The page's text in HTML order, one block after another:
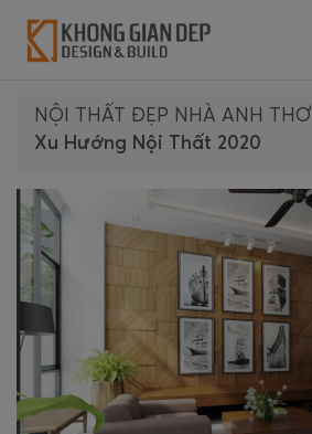
NỘI THẤT ĐẸP NHÀ ANH THƠ
Xu Hướng Nội Thất 2020